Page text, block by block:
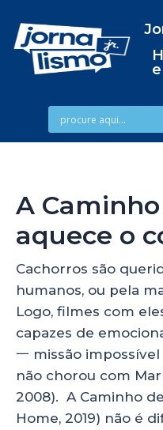
A Caminho
aquece o
Cachorros são
humanos, ou pela
Logo, filmes com
capazes de
一 missão
não chorou com
2008). A Caminho de
Home, 2019) não é